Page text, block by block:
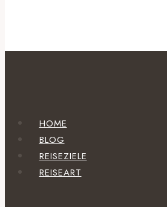
HOME
BLOG
REISEZIELE
REISEART